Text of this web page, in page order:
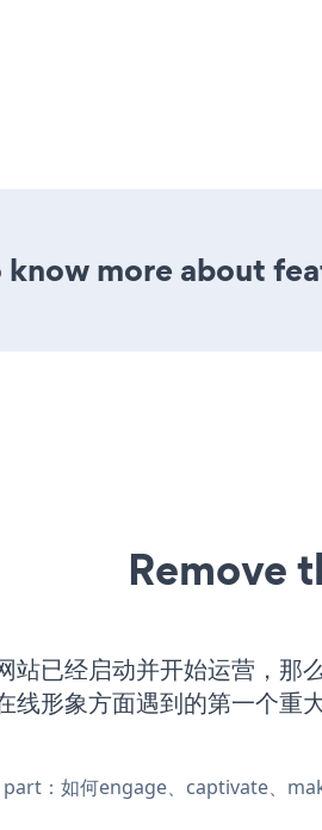
more about
Remove
站已经启动并开始运营，那
线形象方面遇到的第一个重
：如何engage、captivate、